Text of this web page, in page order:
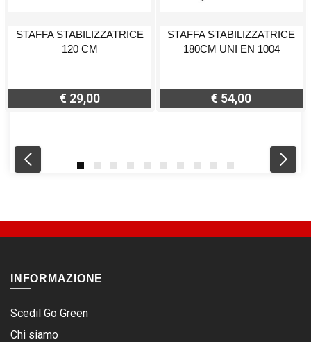
STAFFA STABILIZZATRICE
120 CM
€ 29,00
STAFFA STABILIZZATRICE
180CM UNI EN 1004
€ 54,00
INFORMAZIONE
Scedil Go Green
Chi siamo